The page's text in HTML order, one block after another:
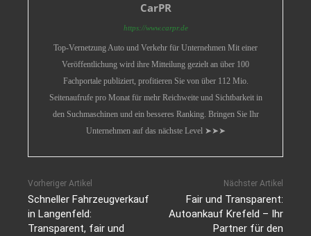
CarPR
https://www.carpr.de
Top-Vernetzung Auto und Verkehr für Unternehmen Mit einer
Veröffentlichung wird ihre Mitteilung gezielt an über 100
Fachportale publiziert, profitieren Sie von über 112 Mio.
Seitenaufrufe pro Monat für mehr Reichweite und Sichtbarkeit in
den Suchmaschinen und ein besseres Ranking. Bringen Sie Ihr
Unternehmen auf das nächste Level ➤➤➤
Vorheriger Artikel
Schneller Fahrzeugverkauf
in Langenfeld:
Transparent, fair und
Nächster Artikel
Fair und Transparent:
Autoankauf Krefeld – Ihr
Partner für den